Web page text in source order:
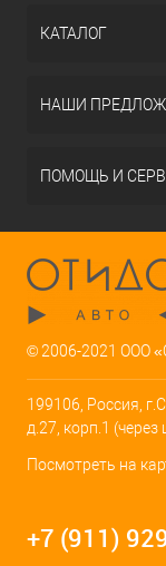
КАТАЛОГ
НАШИ
ПОМОЩЬ И
© 2006-2021 ООО
199106, Россия,
д.27, корп.1
Посмотреть на
+7 (911)